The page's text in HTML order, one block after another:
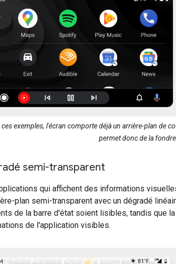
ces exemples, l'écran comporte déjà un arrière-plan de
permet donc de la
semi-transparent
qui affichent des informations
plan semi-transparent avec un dégradé
de la barre d'état soient lisibles, tandis que
de l'application visibles.